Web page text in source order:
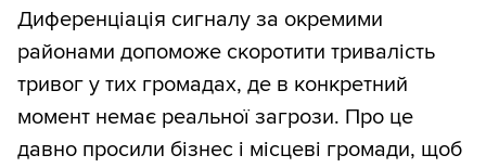
Диференціація сигналу за окремими
районами допоможе скоротити тривалість
тривог у тих громадах, де в конкретний
момент немає реальної загрози. Про це
давно просили бізнес і місцеві громади, щоб